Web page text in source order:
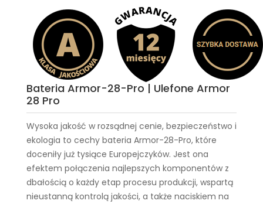
Bateria Armor-28-Pro | Ulefone Armor
28 Pro
Wysoka jakość w rozsądnej cenie, bezpieczeństwo i
ekologia to cechy bateria Armor-28-Pro, które
doceniły już tysiące Europejczyków. Jest ona
efektem połączenia najlepszych komponentów z
dbałością o każdy etap procesu produkcji, wspartą
nieustanną kontrolą jakości, a także naciskiem na